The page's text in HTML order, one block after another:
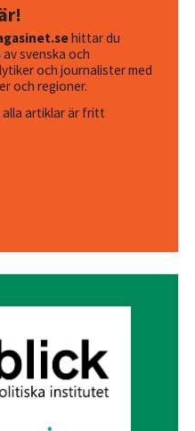
hittar du
svenska och
och journalister med
och regioner.
alla artiklar är fritt